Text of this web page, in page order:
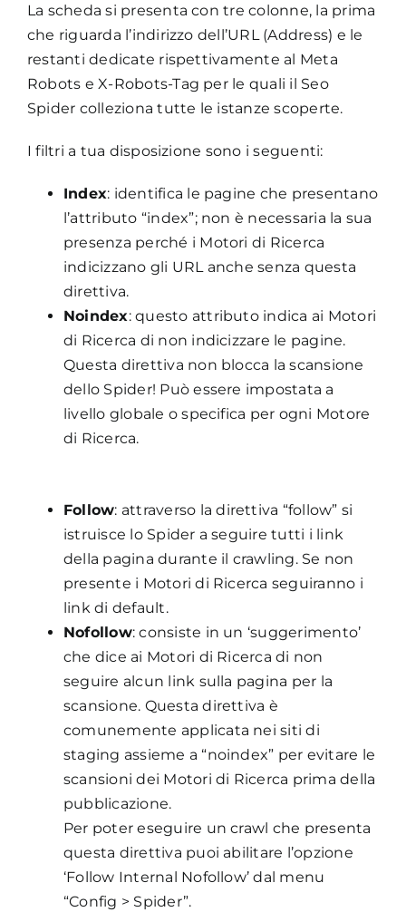
La scheda si presenta con tre colonne, la prima
che riguarda l’indirizzo dell’URL (Address) e le
restanti dedicate rispettivamente al Meta
Robots e X-Robots-Tag per le quali il Seo
Spider colleziona tutte le istanze scoperte.
I filtri a tua disposizione sono i seguenti:
Index: identifica le pagine che presentano
l’attributo “index”; non è necessaria la sua
presenza perché i Motori di Ricerca
indicizzano gli URL anche senza questa
direttiva.
Noindex: questo attributo indica ai Motori
di Ricerca di non indicizzare le pagine.
Questa direttiva non blocca la scansione
dello Spider! Può essere impostata a
livello globale o specifica per ogni Motore
di Ricerca.
Follow: attraverso la direttiva “follow” si
istruisce lo Spider a seguire tutti i link
della pagina durante il crawling. Se non
presente i Motori di Ricerca seguiranno i
link di default.
Nofollow: consiste in un ‘suggerimento’
che dice ai Motori di Ricerca di non
seguire alcun link sulla pagina per la
scansione. Questa direttiva è
comunemente applicata nei siti di
staging assieme a “noindex” per evitare le
scansioni dei Motori di Ricerca prima della
pubblicazione.
Per poter eseguire un crawl che presenta
questa direttiva puoi abilitare l’opzione
‘Follow Internal Nofollow’ dal menu
“Config > Spider”.